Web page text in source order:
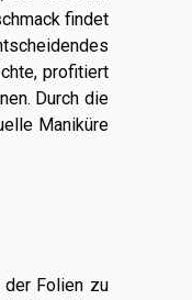
findet
profitiert
Durch die
Maniküre
der Folien zu